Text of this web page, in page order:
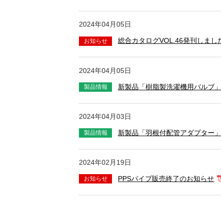
2024年04月05日
総合カタログVOL.46発刊しまし
2024年04月05日
新製品「樹脂製洗濯機用バルブ
2024年04月03日
新製品「羽根付配管アダプター
2024年02月19日
PPSパイプ販売終了のお知らせ